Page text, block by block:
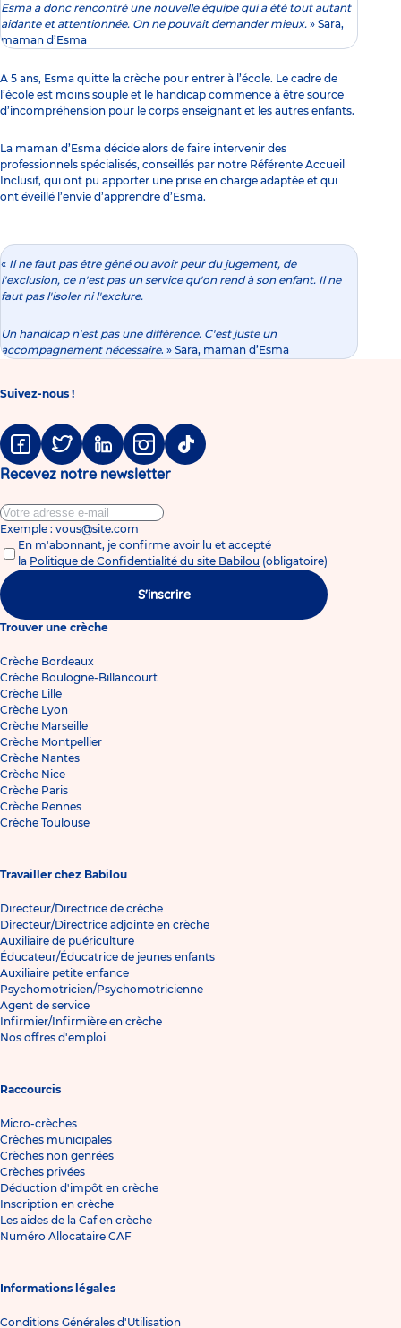
Esma a donc rencontré une nouvelle équipe qui a été tout autant
aidante et attentionnée. On ne pouvait demander mieux. » Sara,
maman d’Esma
A 5 ans, Esma quitte la crèche pour entrer à l’école. Le cadre de
l’école est moins souple et le handicap commence à être source
d’incompréhension pour le corps enseignant et les autres enfants.
La maman d’Esma décide alors de faire intervenir des
professionnels spécialisés, conseillés par notre Référente Accueil
Inclusif, qui ont pu apporter une prise en charge adaptée et qui
ont éveillé l’envie d’apprendre d’Esma.
« Il ne faut pas être gêné ou avoir peur du jugement, de
l'exclusion, ce n'est pas un service qu'on rend à son enfant. Il ne
faut pas l'isoler ni l'exclure.
Un handicap n'est pas une différence. C'est juste un
accompagnement nécessaire. » Sara, maman d’Esma
Suivez-nous !
FacebookTwitter LinkedinInstagramTiktok
Recevez notre newsletter
Exemple : vous@site.com
En m'abonnant, je confirme avoir lu et accepté
la Politique de Confidentialité du site Babilou (obligatoire)
S'inscrire
Trouver une crèche
Crèche Bordeaux
Crèche Boulogne-Billancourt
Crèche Lille
Crèche Lyon
Crèche Marseille
Crèche Montpellier
Crèche Nantes
Crèche Nice
Crèche Paris
Crèche Rennes
Crèche Toulouse
Travailler chez Babilou
Directeur/Directrice de crèche
Directeur/Directrice adjointe en crèche
Auxiliaire de puériculture
Éducateur/Éducatrice de jeunes enfants
Auxiliaire petite enfance
Psychomotricien/Psychomotricienne
Agent de service
Infirmier/Infirmière en crèche
Nos offres d'emploi
Raccourcis
Micro-crèches
Crèches municipales
Crèches non genrées
Crèches privées
Déduction d'impôt en crèche
Inscription en crèche
Les aides de la Caf en crèche
Numéro Allocataire CAF
Informations légales
Conditions Générales d'Utilisation